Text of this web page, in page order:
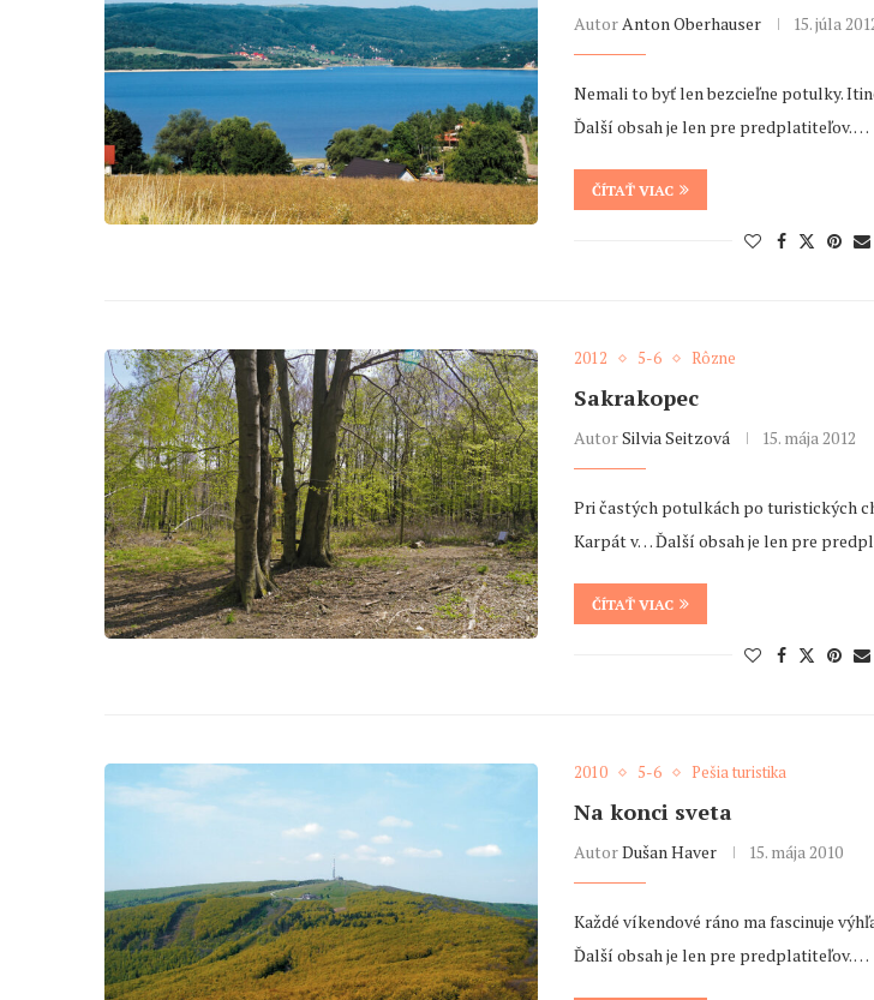
AutorAnton Oberhauser 15. júla
Nemali to byť len bezcieľne potulky.
Ďalší obsah je len pre predplatiteľov. …
ČÍTAŤ VIAC
2012 5-6 Rôzne
Sakrakopec
AutorSilvia Seitzová 15. mája 2012
Pri častých potulkách po turistických
Karpát v… Ďalší obsah je len pre
ČÍTAŤ VIAC
2010 5-6 Pešia turistika
Na konci sveta
AutorDušan Haver 15. mája 2010
Každé víkendové ráno ma fascinuje
Ďalší obsah je len pre predplatiteľov. …